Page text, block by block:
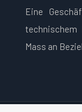
Eine
Mass an